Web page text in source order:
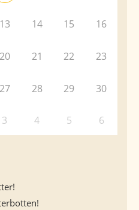
13 14 15 16
20 21 22 23
27 28 29 30
3 4 5 6